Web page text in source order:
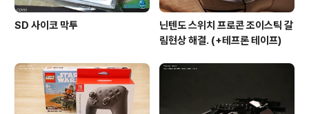
SD 사이코 막투
닌텐도 스위치 프로콘 조이스틱 갈
림현상 해결. (+테프론 테이프)